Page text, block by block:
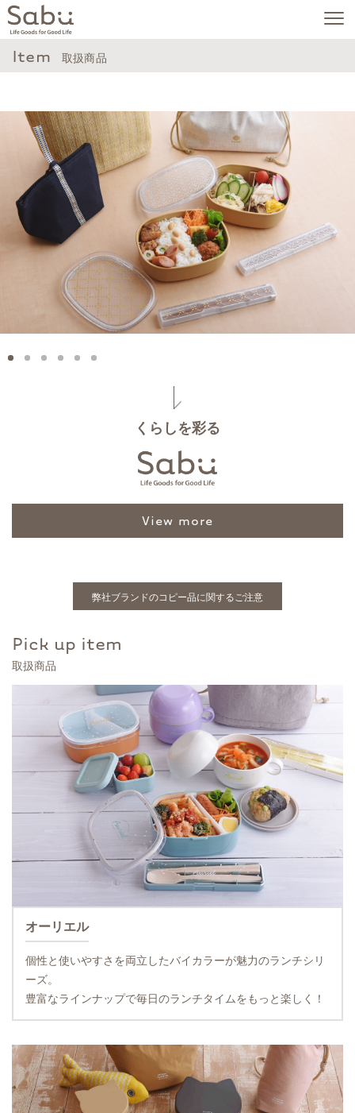
Item 取扱商品
くらしを彩る
view more
弊社ブランドのコピー品に関するご注意
Pick up item
取扱商品
オーリエル
個性と使いやすさを両立したバイカラーが魅力のランチシリ
ーズ。
豊富なラインナップで毎日のランチタイムをもっと楽しく！